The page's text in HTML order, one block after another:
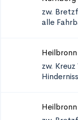
zw.
alle
Heilbronn
zw.
Heilbronn